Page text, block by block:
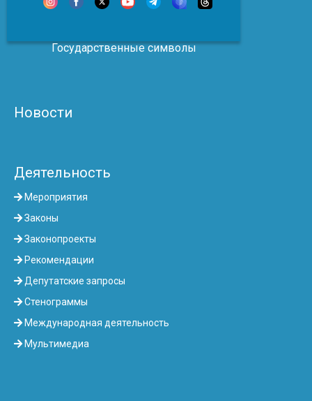
Государственные символы
Новости
Деятельность
Мероприятия
Законы
Законопроекты
Рекомендации
Депутатские запросы
Стенограммы
Международная деятельность
Мультимедиа